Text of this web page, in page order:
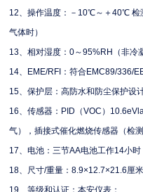
12、操作温度：－10℃～＋40℃
气体时）
13、相对湿度：0～95%RH（非冷
14、EME/RFI：符合EMC89/336/
15、保护层：高防水和防尘保护设
16、传感器：PID（VOC）
气），插接式催化燃烧传感器（检
17、电池：三节AA电池工作14小时
18、尺寸/重量：8.9×12.7×21.6厘米
19、等级和认证：本安仪表；